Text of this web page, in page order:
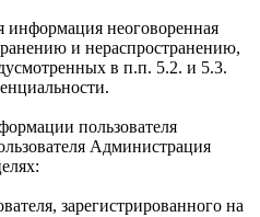
информация неоговоренная
и нераспространению,
в п.п. 5.2. и 5.3.
пользователя
Администрация
зарегистрированного на